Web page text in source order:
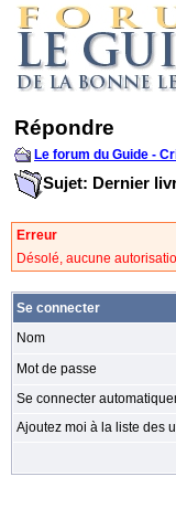
Répondre
Le forum du Guide -
Sujet: Dernier
Erreur
Désolé, aucune
Se connecter
Nom
Mot de passe
Se connecter
Ajoutez moi à la liste des